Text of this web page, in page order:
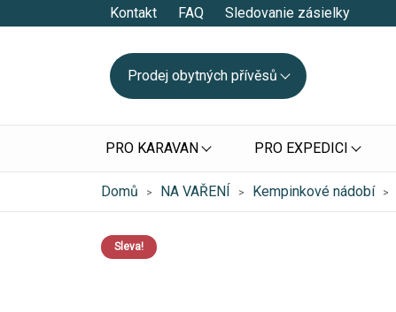
Kontakt FAQ Sledovanie zásielky
Prodej obytných přívěsů
PRO KARAVAN PRO EXPEDICI
Domů > NA VAŘENÍ > Kempinkové nádobí >
Sleva!